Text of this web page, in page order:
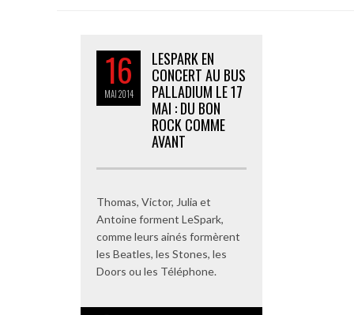
16
MAI2014
LESPARK EN
CONCERT AU BUS
PALLADIUM LE 17
MAI : DU BON
ROCK COMME
AVANT
Thomas, Victor, Julia et
Antoine forment LeSpark,
comme leurs ainés formèrent
les Beatles, les Stones, les
Doors ou les Téléphone.